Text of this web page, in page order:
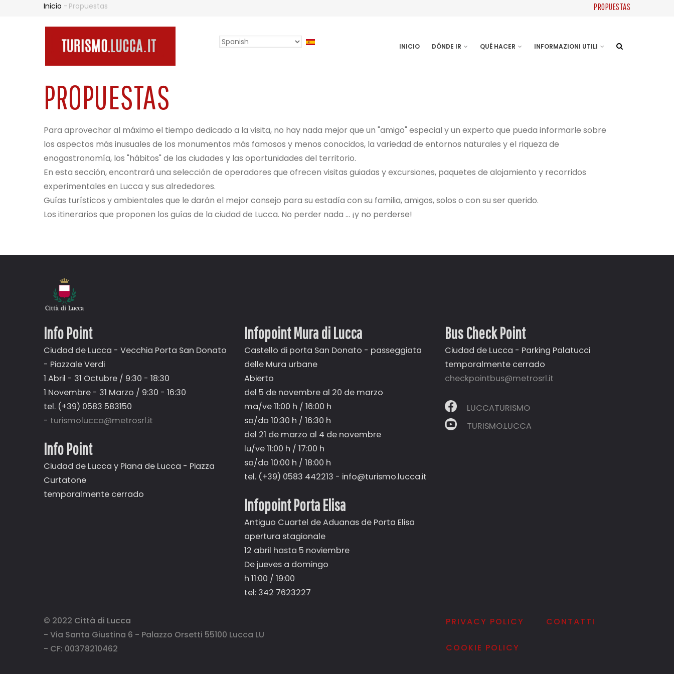
NAVIGAZIONE
INICIO DÓNDE IR QUÉ HACER INFORMAZIONI UTILI
Select
PROPUESTAS
SOBRESCRIBIR
ENLACES
DE
AYUDA
LA
NAVEGACIÓN
Inicio - Propuestas
PROPUESTAS
Para aprovechar al máximo el tiempo dedicado a la visita, no hay nada mejor que un "amigo" especial y un experto que pueda informarle sobre
los aspectos más inusuales de los monumentos más famosos y menos conocidos, la variedad de entornos naturales y el riqueza de
enogastronomía, los "hábitos" de las ciudades y las oportunidades del territorio.
En esta sección, encontrará una selección de operadores que ofrecen visitas guiadas y excursiones, paquetes de alojamiento y recorridos
experimentales en Lucca y sus alrededores.
Guías turísticos y ambientales que le darán el mejor consejo para su estadía con su familia, amigos, solos o con su ser querido.
Los itinerarios que proponen los guías de la ciudad de Lucca. No perder nada ... ¡y no perderse!
Info Point
Ciudad de Lucca - Vecchia Porta San Donato
- Piazzale Verdi
1 Abril - 31 Octubre / 9:30 - 18:30
1 Novembre - 31 Marzo / 9:30 - 16:30
tel. (+39) 0583 583150
- turismolucca@metrosrl.it
Info Point
Ciudad de Lucca y Piana de Lucca - Piazza
Curtatone
temporalmente cerrado
Infopoint Mura di Lucca
Castello di porta San Donato - passeggiata
delle Mura urbane
Abierto
del 5 de novembre al 20 de marzo
ma/ve 11:00 h / 16:00 h
sa/do 10:30 h / 16:30 h
del 21 de marzo al 4 de novembre
lu/ve 11:00 h / 17:00 h
sa/do 10:00 h / 18:00 h
tel. (+39) 0583 442213 - info@turismo.lucca.it
Infopoint Porta Elisa
Antiguo Cuartel de Aduanas de Porta Elisa
apertura stagionale
12 abril hasta 5 noviembre
De jueves a domingo
h 11:00 / 19:00
tel: 342 7623227
Bus Check Point
Ciudad de Lucca - Parking Palatucci
temporalmente cerrado
checkpointbus@metrosrl.it
LUCCATURISMO
TURISMO.LUCCA
© 2022 Città di Lucca
- Via Santa Giustina 6 - Palazzo Orsetti 55100 Lucca LU
- CF: 00378210462
PRIVACY POLICY
COOKIE POLICY
CONTATTI